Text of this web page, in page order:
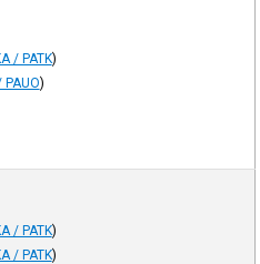
/ PATK)
PAUO)
/ PATK)
/ PATK)